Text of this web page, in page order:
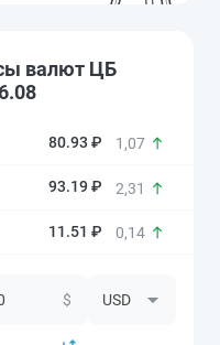
валют ЦБ
80.93 ₽ 1,07
93.19 ₽ 2,31
11.51 ₽ 0,14
$